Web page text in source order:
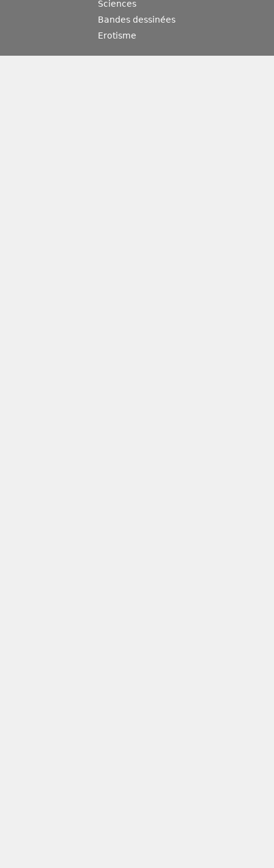
Sciences
Bandes dessinées
Erotisme